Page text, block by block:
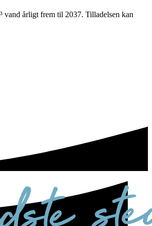
vand årligt frem til 2037. Tilladelsen kan